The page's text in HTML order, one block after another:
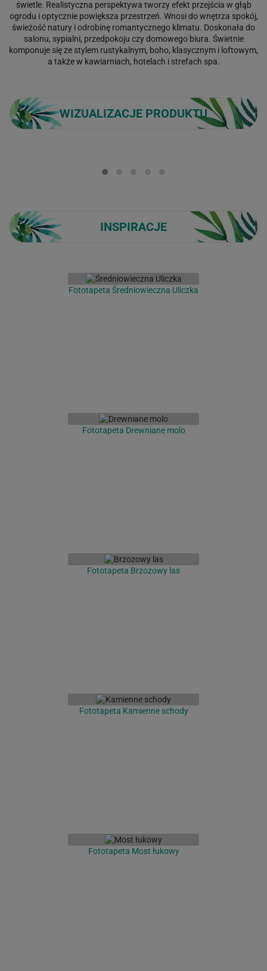
świetle. Realistyczna perspektywa tworzy efekt przejścia w głąb
ogrodu i optycznie powiększa przestrzeń. Wnosi do wnętrza spokój,
świeżość natury i odrobinę romantycznego klimatu. Doskonała do
salonu, sypialni, przedpokoju czy domowego biura. Świetnie
komponuje się ze stylem rustykalnym, boho, klasycznym i loftowym,
a także w kawiarniach, hotelach i strefach spa.
WIZUALIZACJE PRODUKTU
INSPIRACJE
Fototapeta Średniowieczna Uliczka
Fototapeta Drewniane molo
Fototapeta Brzozowy las
Fototapeta Kamienne schody
Fototapeta Most łukowy